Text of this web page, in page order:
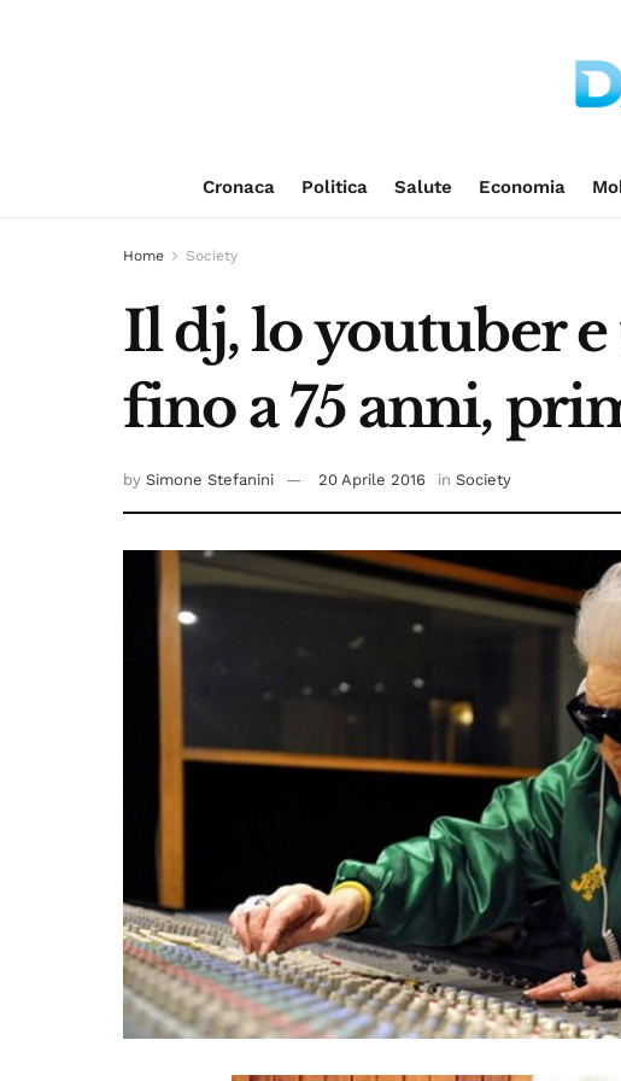
Cronaca Politica Salute Economia
Home Society
Il dj, lo youtuber
fino a 75 anni,
by Simone Stefanini 20 Aprile 2016 in Society